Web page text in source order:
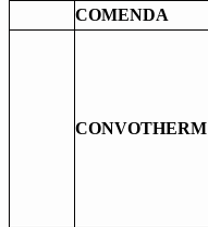
COMENDA
CONVOTHERM